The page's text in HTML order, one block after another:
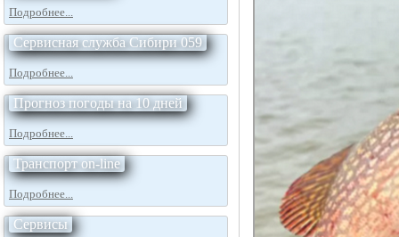
Подробнее...
Сервисная служба Сибири 059
Подробнее...
Прогноз погоды на 10 дней
Подробнее...
Транспорт on-line
Подробнее...
Сервисы